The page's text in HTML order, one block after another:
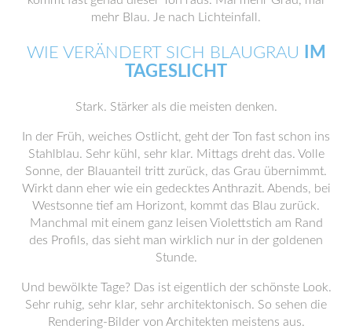
mehr Blau. Je nach Lichteinfall.
WIE VERÄNDERT SICH BLAUGRAU
IM
TAGESLICHT
Stark. Stärker als die meisten denken.
In der Früh, weiches Ostlicht, geht der Ton fast schon ins
Stahlblau. Sehr kühl, sehr klar. Mittags dreht das. Volle
Sonne, der Blauanteil tritt zurück, das Grau übernimmt.
Wirkt dann eher wie ein gedecktes Anthrazit. Abends, bei
Westsonne tief am Horizont, kommt das Blau zurück.
Manchmal mit einem ganz leisen Violettstich am Rand
des Profils, das sieht man wirklich nur in der goldenen
Stunde.
Und bewölkte Tage? Das ist eigentlich der schönste Look.
Sehr ruhig, sehr klar, sehr architektonisch. So sehen die
Rendering-Bilder von Architekten meistens aus.